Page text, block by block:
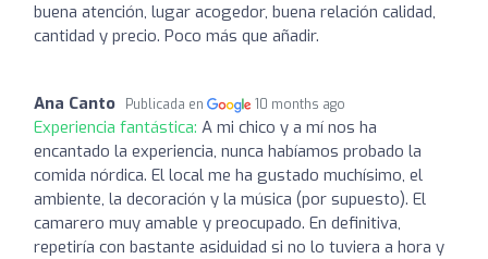
buena atención, lugar acogedor, buena relación calidad,
cantidad y precio. Poco más que añadir.
Ana Canto Publicada en 10 months ago
Experiencia fantástica: A mi chico y a mí nos ha
encantado la experiencia, nunca habíamos probado la
comida nórdica. El local me ha gustado muchísimo, el
ambiente, la decoración y la música (por supuesto). El
camarero muy amable y preocupado. En definitiva,
repetiría con bastante asiduidad si no lo tuviera a hora y